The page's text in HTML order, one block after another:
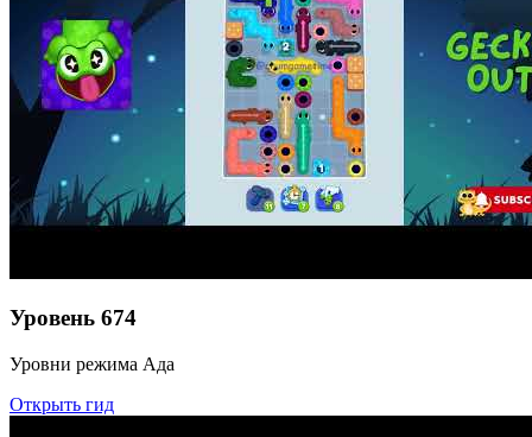
Уровень 674
Уровни режима Ада
Открыть гид